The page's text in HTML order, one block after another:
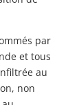
par
et tous
au
non